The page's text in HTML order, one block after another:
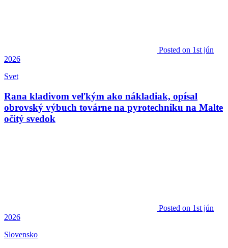
Posted on 1st jún
2026
Svet
Rana kladivom veľkým ako nákladiak, opísal
obrovský výbuch továrne na pyrotechniku na Malte
očitý svedok
Posted on 1st jún
2026
Slovensko